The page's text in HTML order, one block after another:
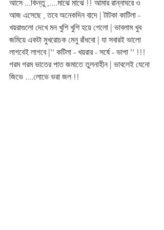
আসে ...কিন্তু ,....মাঝে মাঝে !! আমার রান্নাঘরে ও
আজ এসেছে , তবে অনেকদিন বাদে | টাটকা কাটিলা -
খয়রাগুলো দেখে মন খুশি খুশি হয়ে গেলো | ভাবলাম খুব
জমিয়ে একটা মুখরোচক মেনু রাঁধবো | যা সবারই ভালো
লাগবেই লাগবে |'' কটিলা - খয়রার - সর্ষে - ভাপা '' !!!
গরম গরম ভাতের পাত জমাতে তুলনাহীন | ভাবলেই যেনো
জিভে ....লোভে ভরা জল !!